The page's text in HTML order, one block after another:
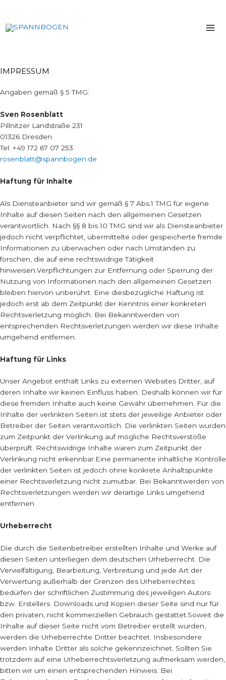
springen
IMPRESSUM
Angaben gemäß § 5 TMG:
Sven Rosenblatt
Pillnitzer Landstraße 231
01326 Dresden
Tel. +49 172 67 07 253
rosenblatt@spannbogen.de
Haftung für Inhalte
Als Diensteanbieter sind wir gemäß § 7 Abs.1 TMG für eigene
Inhalte auf diesen Seiten nach den allgemeinen Gesetzen
verantwortlich. Nach §§ 8 bis 10 TMG sind wir als Diensteanbieter
jedoch nicht verpflichtet, übermittelte oder gespeicherte fremde
Informationen zu überwachen oder nach Umständen zu
forschen, die auf eine rechtswidrige Tätigkeit
hinweisen.Verpflichtungen zur Entfernung oder Sperrung der
Nutzung von Informationen nach den allgemeinen Gesetzen
bleiben hiervon unberührt. Eine diesbezügliche Haftung ist
jedoch erst ab dem Zeitpunkt der Kenntnis einer konkreten
Rechtsverletzung möglich. Bei Bekanntwerden von
entsprechenden Rechtsverletzungen werden wir diese Inhalte
umgehend entfernen.
Haftung für Links
Unser Angebot enthält Links zu externen Websites Dritter, auf
deren Inhalte wir keinen Einfluss haben. Deshalb können wir für
diese fremden Inhalte auch keine Gewähr übernehmen. Für die
Inhalte der verlinkten Seiten ist stets der jeweilige Anbieter oder
Betreiber der Seiten verantwortlich. Die verlinkten Seiten wurden
zum Zeitpunkt der Verlinkung auf mögliche Rechtsverstöße
überprüft. Rechtswidrige Inhalte waren zum Zeitpunkt der
Verlinkung nicht erkennbar.Eine permanente inhaltliche Kontrolle
der verlinkten Seiten ist jedoch ohne konkrete Anhaltspunkte
einer Rechtsverletzung nicht zumutbar. Bei Bekanntwerden von
Rechtsverletzungen werden wir derartige Links umgehend
entfernen.
Urheberrecht
Die durch die Seitenbetreiber erstellten Inhalte und Werke auf
diesen Seiten unterliegen dem deutschen Urheberrecht. Die
Vervielfältigung, Bearbeitung, Verbreitung und jede Art der
Verwertung außerhalb der Grenzen des Urheberrechtes
bedürfen der schriftlichen Zustimmung des jeweiligen Autors
bzw. Erstellers. Downloads und Kopien dieser Seite sind nur für
den privaten, nicht kommerziellen Gebrauch gestattet.Soweit die
Inhalte auf dieser Seite nicht vom Betreiber erstellt wurden,
werden die Urheberrechte Dritter beachtet. Insbesondere
werden Inhalte Dritter als solche gekennzeichnet. Sollten Sie
trotzdem auf eine Urheberrechtsverletzung aufmerksam werden,
bitten wir um einen entsprechenden Hinweis. Bei